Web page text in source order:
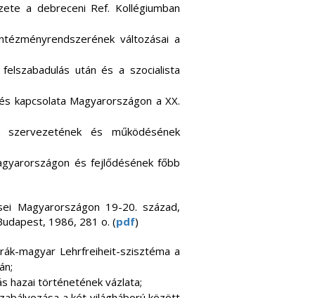
a debreceni Ref. Kollégiumban
változásai a
után és a szocialista
kapcsolata Magyarországon a XX.
és működésének
és fejlődésének főbb
Magyarországon 19-20. század,
1986, 281 o. (pdf)
magyar Lehrfreiheit-szisztéma a
hazai történetének vázlata;